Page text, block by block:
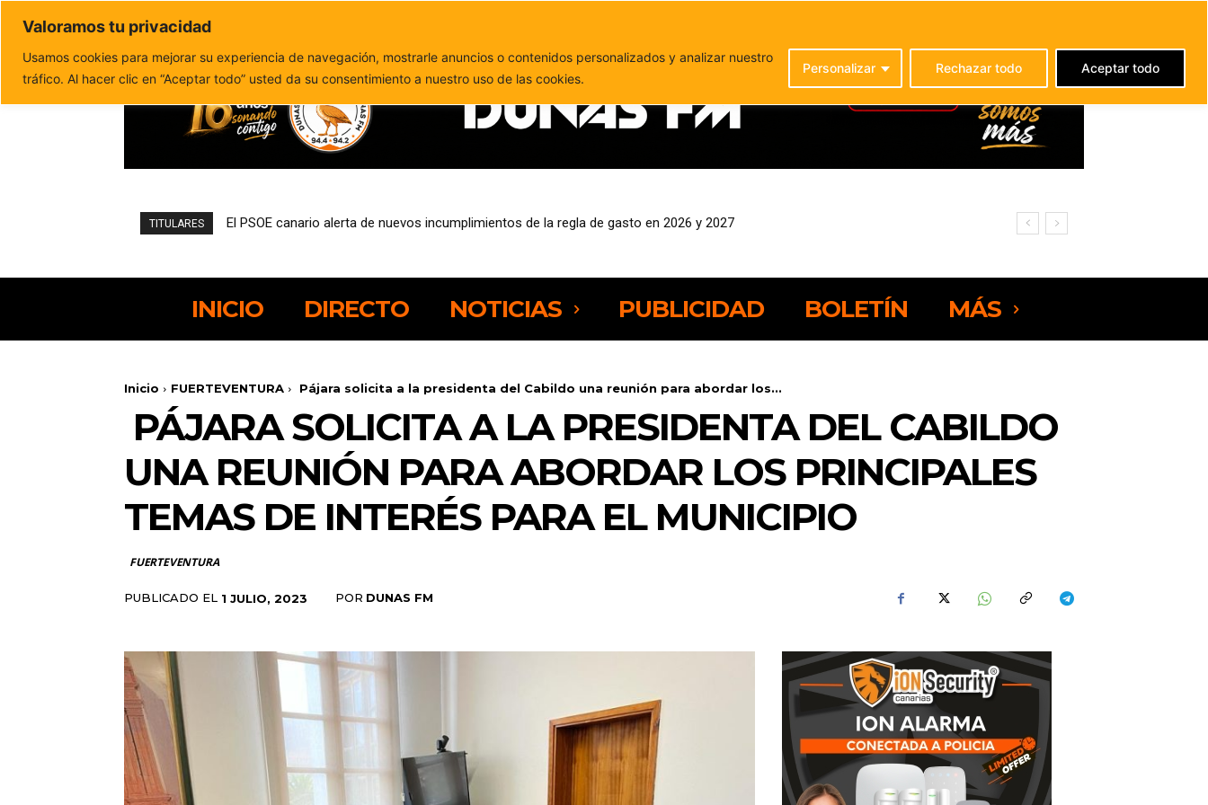
Valoramos tu privacidad
Usamos cookies para mejorar su experiencia de navegación, mostrarle anuncios o contenidos personalizados y analizar nuestro
tráfico. Al hacer clic en “Aceptar todo” usted da su consentimiento a nuestro uso de las cookies.
Personalizar Rechazar todo Aceptar todo
Política de privacidad
TITULARES El PSOE canario alerta de nuevos incumplimientos de la regla de gasto en 2026 y 2027
INICIO DIRECTO NOTICIAS PUBLICIDAD BOLETÍN MÁS
Inicio FUERTEVENTURA Pájara solicita a la presidenta del Cabildo una reunión para abordar los...
PÁJARA SOLICITA A LA PRESIDENTA DEL CABILDO
UNA REUNIÓN PARA ABORDAR LOS PRINCIPALES
TEMAS DE INTERÉS PARA EL MUNICIPIO
FUERTEVENTURA
PUBLICADO EL 1 JULIO, 2023 POR DUNAS FM